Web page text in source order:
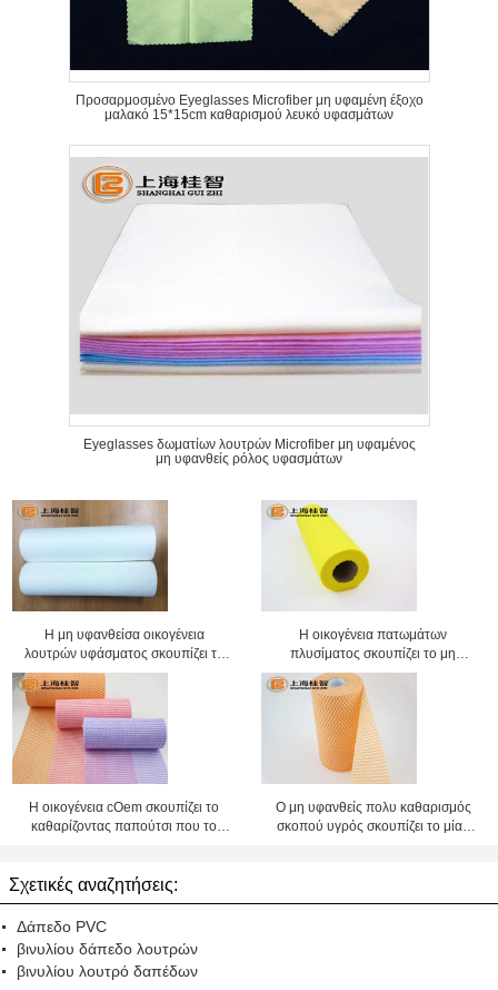
Προσαρμοσμένο Eyeglasses Microfiber μη υφαμένη έξοχο
μαλακό 15*15cm καθαρισμού λευκό υφασμάτων
Eyeglasses δωματίων λουτρών Microfiber μη υφαμένος
μη υφανθείς ρόλος υφασμάτων
Η μη υφανθείσα οικογένεια
λουτρών υφάσματος σκουπίζει το
καθαρίζοντας ύφασμα φακών
Η οικογένεια πατωμάτων
πλυσίματος σκουπίζει το μη
υφανθε'ν καθαρίζοντας ύφασμα με
το κιβώτιο παραθύρων
Η οικογένεια cOem σκουπίζει το
καθαρίζοντας παπούτσι που το
Ο μη υφανθείς πολυ καθαρισμός
σκοπού υγρός σκουπίζει το μίας
Σχετικές αναζητήσεις:
Δάπεδο PVC
βινυλίου δάπεδο λουτρών
βινυλίου λουτρό δαπέδων